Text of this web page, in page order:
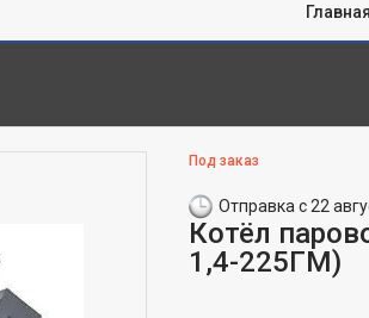
Главная
Под заказ
Отправка с 22
Котёл
1,4-225ГМ)